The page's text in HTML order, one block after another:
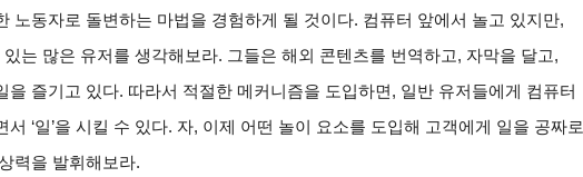
노동자로 돌변하는 마법을 경험하게 될 것이다. 컴퓨터 앞에서 놀고 있지만,
있는 많은 유저를 생각해보라. 그들은 해외 콘텐츠를 번역하고, 자막을 달고,
을 즐기고 있다. 따라서 적절한 메커니즘을 도입하면, 일반 유저들에게 컴퓨터
서 ‘일’을 시킬 수 있다. 자, 이제 어떤 놀이 요소를 도입해 고객에게 일을 공짜로
력을 발휘해보라.